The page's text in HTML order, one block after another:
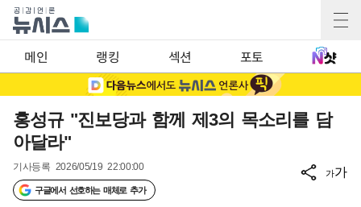
메인 랭킹 섹션 포토
홍성규 "진보당과 함께 제3의 목소리를 담
아달라"
기사등록 2026/05/19 22:00:00
구글에서 선호하는 매체로 추가
가가